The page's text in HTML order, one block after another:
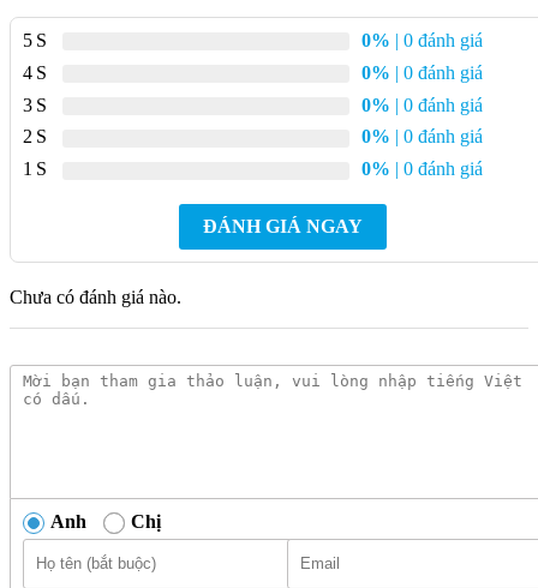
R x C)
2000 x 1350 x 1230 mm
Thời gian bảo
hành
7 năm (theo một nguồn), 5 năm (theo
xuất
Mô tả Chi Tiết Máy Năng Lượng Mặt
Trời ĐẠI THÀNH 160 Lít VIGO SUS316
Dạng Ống 58
Máy nước nóng năng lượng mặt trời Đại Thành Vigo 160L
được sản xuất trên dây chuyền công nghệ hiện đại, đạt tiêu
điện. Ruột bình bảo ôn sử dụng inox SUS 316 siêu cấp, dày
0.4mm, đảm bảo an toàn vệ sinh thực phẩm.
Lớp bảo ôn của máy được làm từ hợp chất Foam do tập đoàn
5 0% | 0 đánh giá
4
0% | 0 đánh giá
3
0% | 0 đánh giá
2
0% | 0 đánh giá
1
0% | 0 đánh giá
ĐÁNH GIÁ NGAY
Chưa có đánh giá nào.
Anh Chị